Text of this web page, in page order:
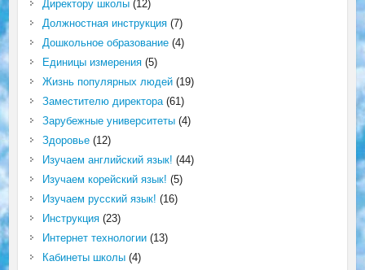
Директору школы(12)
Должностная инструкция(7)
Дошкольное образование(4)
Единицы измерения(5)
Жизнь популярных людей(19)
Заместителю директора(61)
Зарубежные университеты(4)
Здоровье(12)
Изучаем английский язык! (44)
Изучаем корейский язык! (5)
Изучаем русский язык! (16)
Инструкция(23)
Интернет технологии(13)
Кабинеты школы(4)